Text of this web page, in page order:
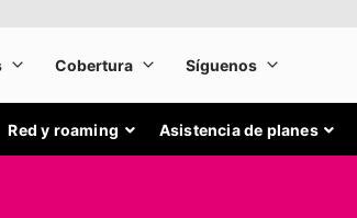
Red y roaming Asistencia de planes